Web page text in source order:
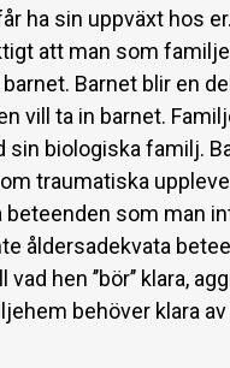
ha sin uppväxt hos
att man som
Barnet blir en
vill ta in barnet.
sin biologiska familj.
traumatiska
beteenden som man
åldersadekvata
hen ’’bör’’ klara,
behöver klara